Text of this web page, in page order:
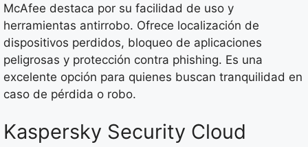
McAfee destaca por su facilidad de uso y
herramientas antirrobo. Ofrece localización de
dispositivos perdidos, bloqueo de aplicaciones
peligrosas y protección contra phishing. Es una
excelente opción para quienes buscan tranquilidad en
caso de pérdida o robo.
Kaspersky Security Cloud